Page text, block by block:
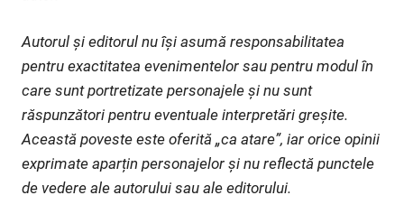
Autorul și editorul nu își asumă responsabilitatea
pentru exactitatea evenimentelor sau pentru modul în
care sunt portretizate personajele și nu sunt
răspunzători pentru eventuale interpretări greșite.
Această poveste este oferită „ca atare”, iar orice opinii
exprimate aparțin personajelor și nu reflectă punctele
de vedere ale autorului sau ale editorului.